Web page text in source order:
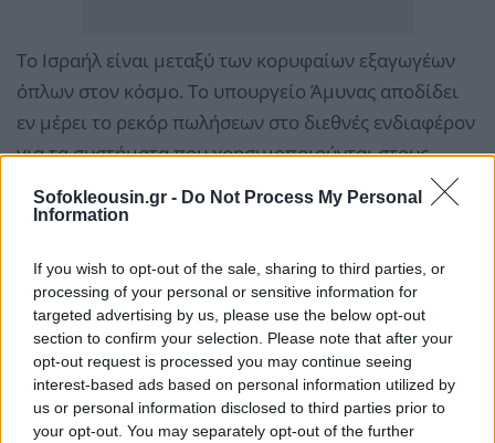
Sofokleousin.gr - Do Not Process My Personal
Information
If you wish to opt-out of the sale, sharing to third parties, or
processing of your personal or sensitive information for
targeted advertising by us, please use the below opt-out
section to confirm your selection. Please note that after your
opt-out request is processed you may continue seeing
interest-based ads based on personal information utilized by
us or personal information disclosed to third parties prior to
your opt-out. You may separately opt-out of the further
Το Ισραήλ είναι μεταξύ των κορυφαίων εξαγωγέων
όπλων στον κόσμο. Το υπουργείο Άμυνας αποδίδει
εν μέρει το ρεκόρ πωλήσεων στο διεθνές ενδιαφέρον
για τα συστήματα που χρησιμοποιούνται στους
πολέμους που διεξάγει το Ισραήλ μετά την επίθεση
της Χαμάς στις 7 Οκτωβρίου 2023.
«Υπάρχει μια σαφής και αναμφισβήτητη σύνδεση
μεταξύ των επιτυχιών που πέτυχαν οι Ισραηλινές
Ένοπλες Δυνάμεις (IDF) σε όλα τα μέτωπα, των
εξαιρετικών δυνατοτήτων των ισραηλινών
βιομηχανιών άμυνας και της επιτυχίας των
ισραηλινών αμυντικών εξαγωγών παγκοσμίως»,